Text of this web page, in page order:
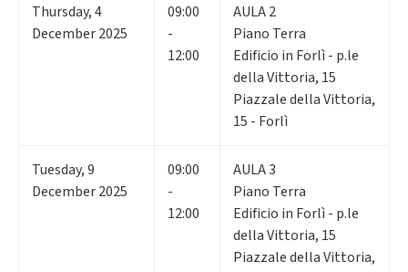
Thursday,4
December 2025
09:00
-
12:00
AULA 2
Piano Terra
Edificio in Forlì - p.le
della Vittoria, 15
Piazzale della Vittoria,
15 - Forlì
Tuesday,9
December 2025
09:00
-
12:00
AULA 3
Piano Terra
Edificio in Forlì - p.le
della Vittoria, 15
Piazzale della Vittoria,